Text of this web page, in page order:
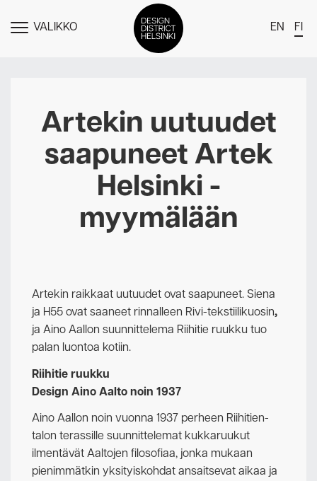
NÄYTÄVALIKKO EN FI
Jäsenet
Tapahtumat
Uutiset
Medialle
Meistä
Artekin uutuudet
saapuneet Artek
Helsinki -
myymälään
Artekin raikkaat uutuudet ovat saapuneet. Siena
ja H55 ovat saaneet rinnalleen Rivi-tekstiilikuosin,
ja Aino Aallon suunnittelema Riihitie ruukku tuo
palan luontoa kotiin.
Riihitie ruukku
Design Aino Aalto noin 1937
Aino Aallon noin vuonna 1937 perheen Riihitien-
talon terassille suunnittelemat kukkaruukut
ilmentävät Aaltojen filosofiaa, jonka mukaan
pienimmätkin yksityiskohdat ansaitsevat aikaa ja